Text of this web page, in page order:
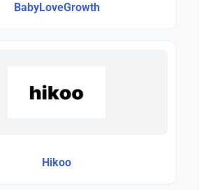
BabyLoveGrowth
Hikoo